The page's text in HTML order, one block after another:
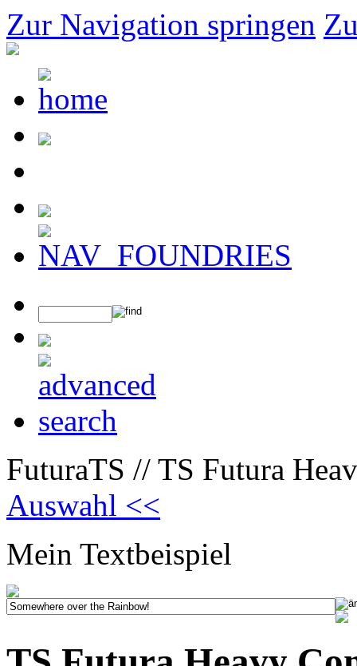
Zur Navigation springen
FuturaTS // TS Futura
Auswahl <<
Mein Textbeispiel